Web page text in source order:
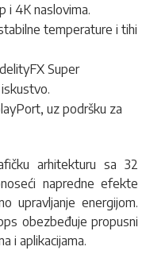
i 4K naslovima.
temperature i tihi
Super
uz podršku za
arhitekturu sa 32
napredne efekte
upravljanje energijom.
obezbeđuje propusni
i aplikacijama.